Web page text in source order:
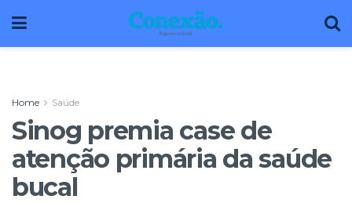
Home Saúde
Sinog premia case de
atenção primária da saúde
bucal